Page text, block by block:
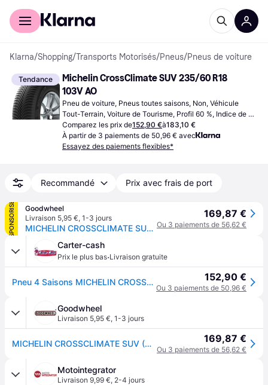
Acheter avec Klarna
Klarna/Shopping/Transports Motorisés/Pneus/Pneus de voiture
Tendance
Michelin CrossClimate SUV 235/60 R18
103V AO
Pneu de voiture, Pneus toutes saisons, Non, Véhicule
Tout-Terrain, Voiture de Tourisme, Profil 60 %, Indice de
Vitesse V (240 km/h)
Comparez les prix de152,90 €à183,10 €
À partir de 3 paiements de 50,96 € avec
Essayez des paiements flexibles*
Recommandé Prix avec frais de port
SPONSORISÉ
Goodwheel
Livraison 5,95 €, 1-3 jours
MICHELIN CROSSCLIMATE SUV (AO) 235/60R18 103V (AO)
169,87 €
Ou 3 paiements de 56,62 €
Carter-cash
Prix le plus bas·Livraison gratuite
Pneu 4 Saisons MICHELIN CROSSCLIMATE SUV 235/60 R18 103V - 3PMSF/M+S - Réf. 3034126 152,90 €
Ou 3 paiements de 50,96 €
Goodwheel
Livraison 5,95 €, 1-3 jours
MICHELIN CROSSCLIMATE SUV (AO) 235/60R18 103V (AO) 169,87 €
Ou 3 paiements de 56,62 €
Motointegrator
Livraison 9,99 €, 2-4 jours